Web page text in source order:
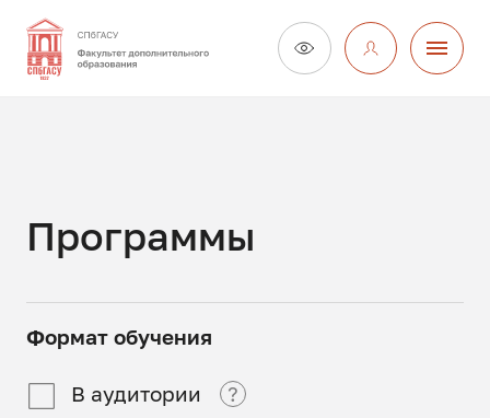
Программы
Формат обучения
В аудитории ?